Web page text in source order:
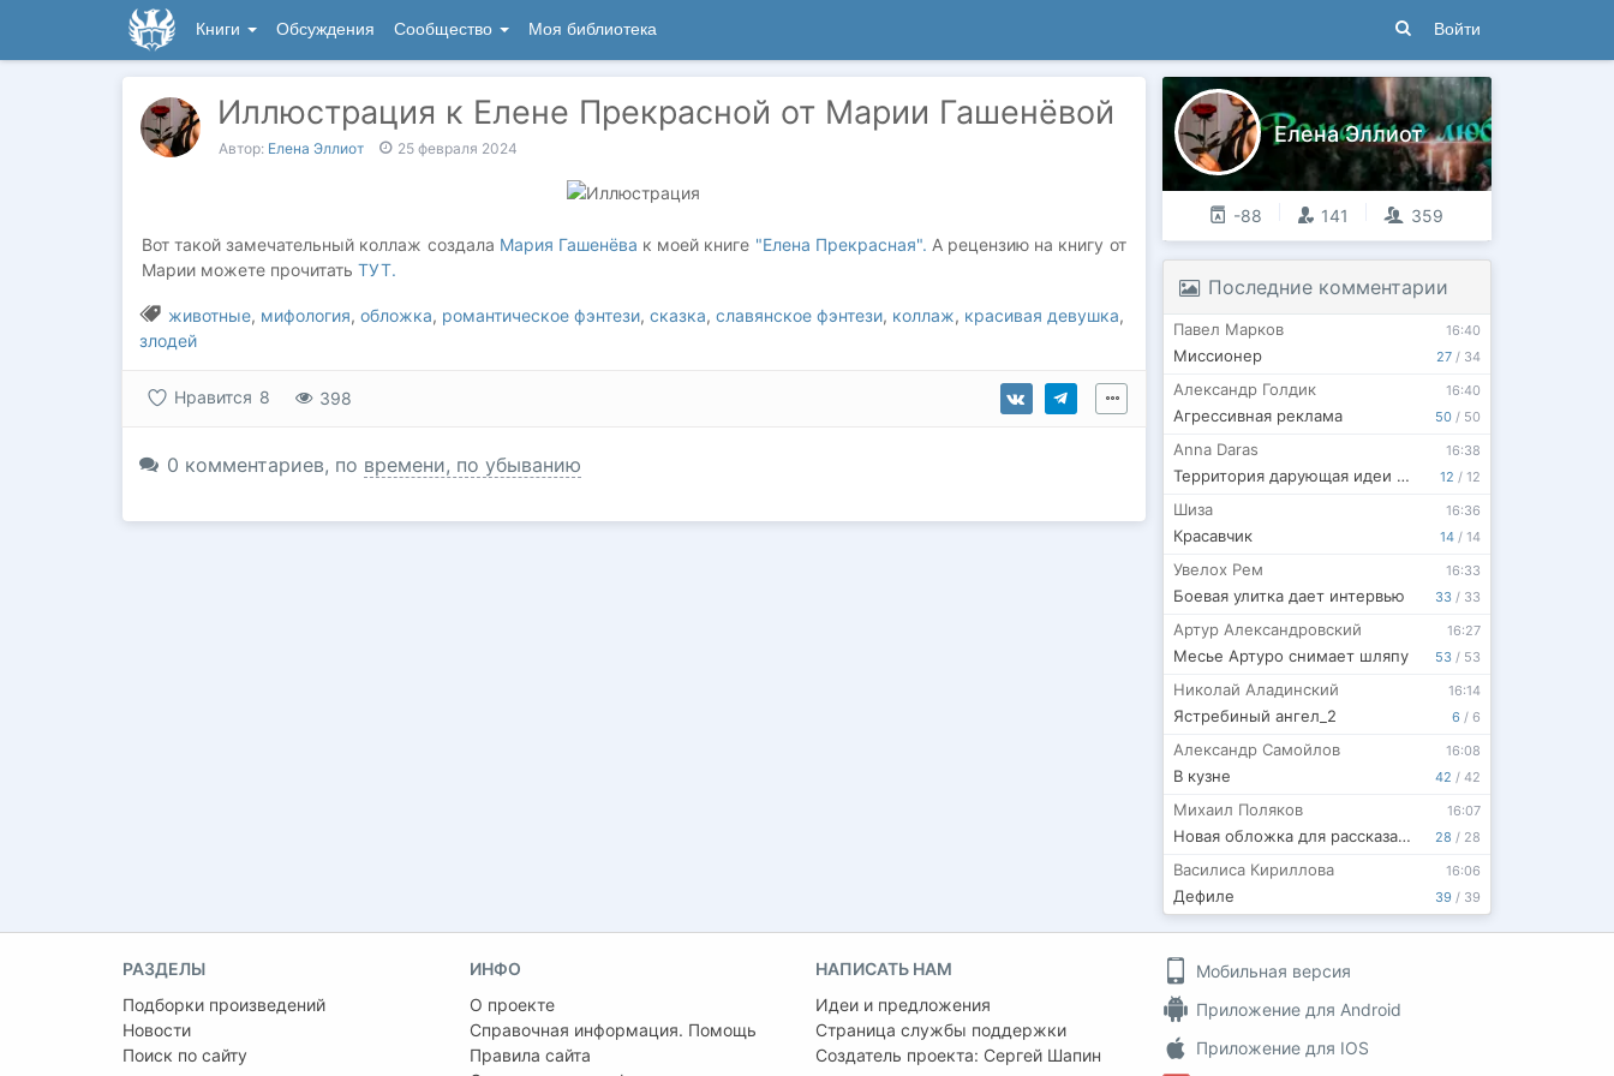
Книги Обсуждения Сообщество Моя библиотека Войти
Иллюстрация к Елене Прекрасной от Марии Гашенёвой
Автор: Елена Эллиот 25 февраля 2024
Вот такой замечательный коллаж создала Мария Гашенёва к моей книге "Елена Прекрасная". А рецензию на книгу от
Марии можете прочитать ТУТ.
животные, мифология, обложка, романтическое фэнтези, сказка, славянское фэнтези, коллаж, красивая девушка,
злодей
Нравится 8 398
0 комментариев, по времени, по убыванию
Елена Эллиот
-88 141 359
Последние комментарии
27 / 34
16:40
Павел Марков
Миссионер
50 / 50
16:40
Александр Голдик
Агрессивная реклама
12 / 12
16:38
Anna Daras
Территория дарующая идеи и спокойствие
14 / 14
16:36
Шиза
Красавчик
33 / 33
16:33
Увелох Рем
Боевая улитка дает интервью
53 / 53
16:27
Артур Александровский
Месье Артуро снимает шляпу
6 / 6
16:14
Николай Аладинский
Ястребиный ангел_2
42 / 42
16:08
Александр Самойлов
В кузне
28 / 28
16:07
Михаил Поляков
Новая обложка для рассказа "Княгиня Дубровская"
39 / 39
16:06
Василиса Кириллова
Дефиле
РАЗДЕЛЫ
Подборки произведений
Новости
Поиск по сайту
ИНФО
О проекте
Справочная информация. Помощь
Правила сайта
НАПИСАТЬ НАМ
Идеи и предложения
Страница службы поддержки
Создатель проекта: Сергей Шапин
Мобильная версия
Приложение для Android
Приложение для IOS